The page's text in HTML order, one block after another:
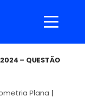
– QUESTÃO
Plana |